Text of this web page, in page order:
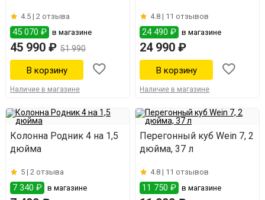
4.5 | 2 отзыва
45 070 ₽ в магазине
45 990 ₽ 51 990
Наличие в магазине
4.8 | 11 отзывов
24 490 ₽ в магазине
24 990 ₽
Наличие в магазине
Колонна Родник 4 на 1,5
дюйма
5 | 2 отзыва
7 340 ₽ в магазине
Перегонный куб Wein 7, 2
дюйма, 37 л
4.8 | 11 отзывов
11 750 ₽ в магазине